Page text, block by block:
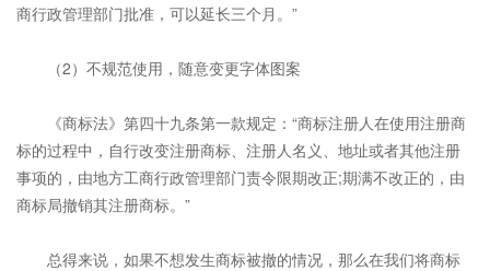
商行政管理部门批准，可以延长三个月。”
（2）不规范使用，随意变更字体图案
《商标法》第四十九条第一款规定：“商标注册人在使用注册商
标的过程中，自行改变注册商标、注册人名义、地址或者其他注册
事项的，由地方工商行政管理部门责令限期改正;期满不改正的，由
商标局撤销其注册商标。”
总得来说，如果不想发生商标被撤的情况，那么在我们将商标